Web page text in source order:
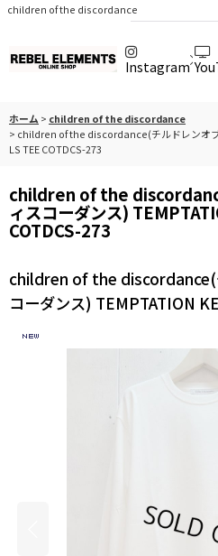
children of the discordance
Instagram
ホーム > children of the discordance
> children of the discordance(チルドレンオブ
LS TEE COTDCS-273
children of the
ィスコーダンス)
COTDCS-273
children of the discordance(
コーダンス) TEMPTATION